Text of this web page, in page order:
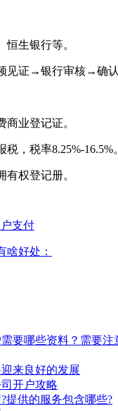
生银行等。
证→银行审核→确认
业登记证。
税率8.25%-16.5%。
权登记册。
支付
啥好处：
要哪些资料？需要注
来良好的发展
开户攻略
提供的服务包含哪些?